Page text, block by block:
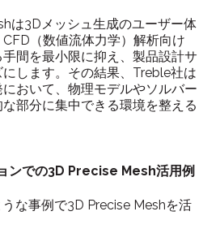
は3Dメッシュ生成のユーザー体
（数値流体力学）解析向け
間を最小限に抑え、製品設計サ
します。その結果、Treble社は
おいて、物理モデルやソルバー
部分に集中できる環境を整える
ンでの3D Precise Mesh活用例
な事例で3D Precise Meshを活